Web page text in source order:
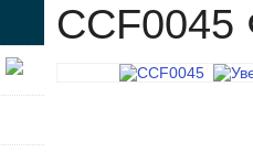
CCF0045